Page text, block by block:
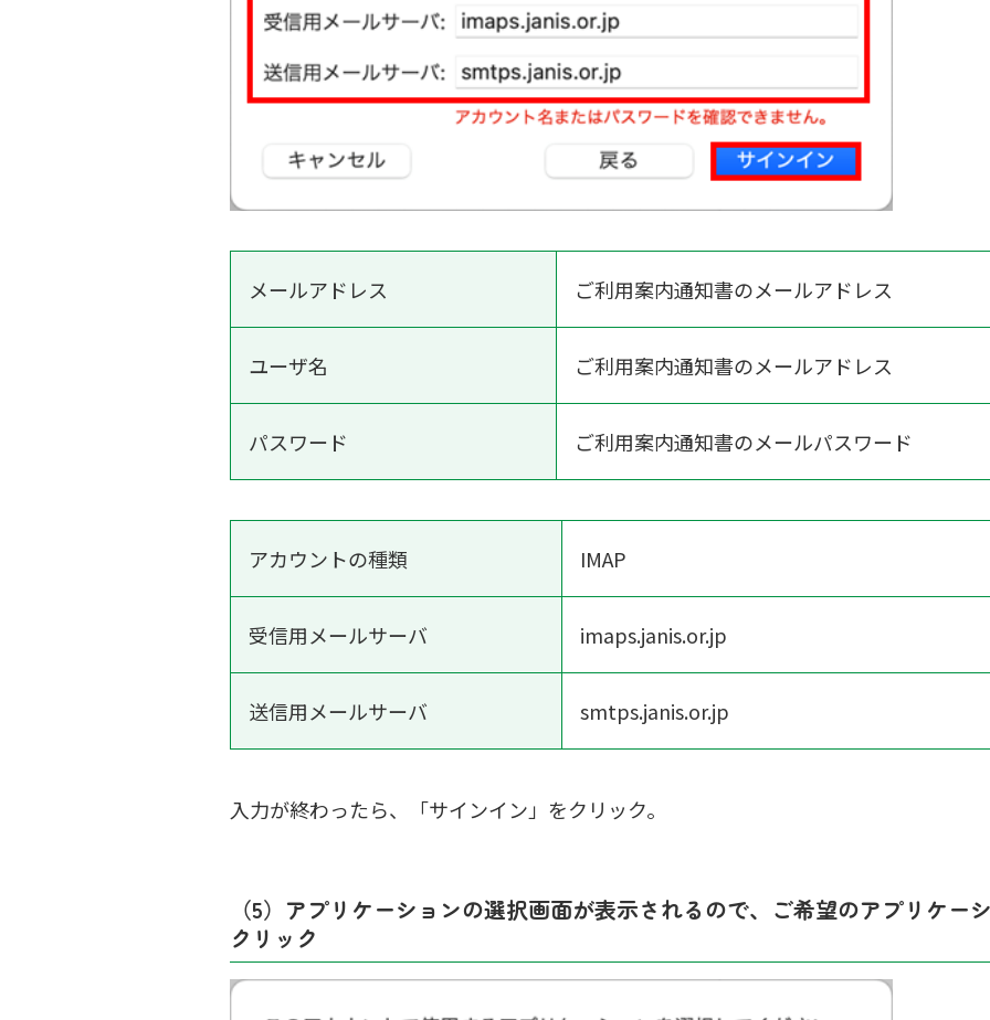
メールアドレス ご利用案内通知書のメールアドレス
ユーザ名 ご利用案内通知書のメールアドレス
パスワード ご利用案内通知書のメールパスワード
アカウントの種類 IMAP
受信用メールサーバ imaps.janis.or.jp
送信用メールサーバ smtps.janis.or.jp
入力が終わったら、「サインイン」をクリック。
（5）アプリケーションの選択画面が表示されるので、ご希望のアプリケー
クリック